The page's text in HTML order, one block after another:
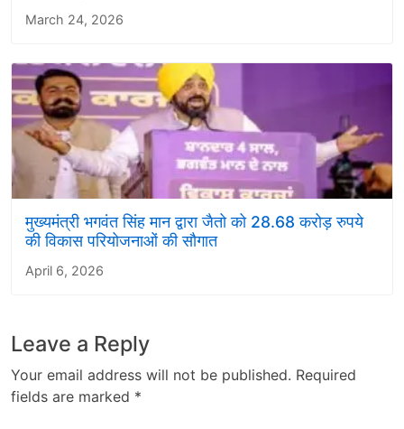
March 24, 2026
मुख्यमंत्री भगवंत सिंह मान द्वारा जैतो को 28.68 करोड़ रुपये
की विकास परियोजनाओं की सौगात
April 6, 2026
Leave a Reply
Your email address will not be published. Required
fields are marked *